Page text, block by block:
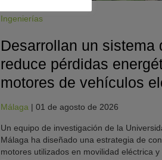
Ingenierías
Desarrollan un sistema
reduce pérdidas
motores de vehículos
Málaga | 01 de agosto de 2026
Un equipo de investigación de la
Málaga ha diseñado una estrategia de
motores utilizados en movilidad eléctrica y